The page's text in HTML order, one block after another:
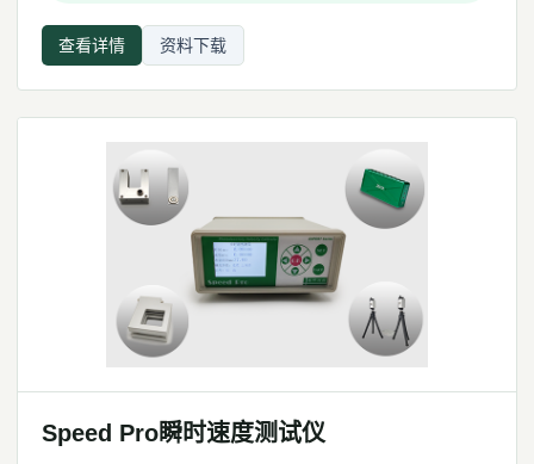
查看详情 资料下载
Speed Pro瞬时速度测试仪